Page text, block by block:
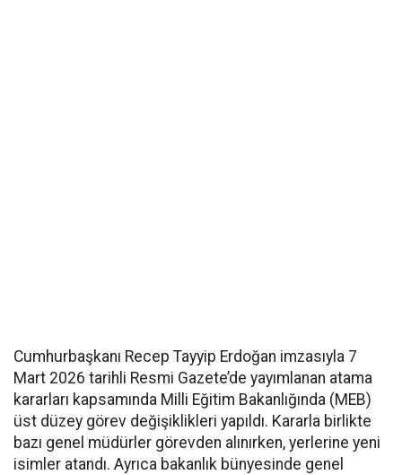
Cumhurbaşkanı Recep Tayyip Erdoğan imzasıyla 7
Mart 2026 tarihli Resmi Gazete’de yayımlanan atama
kararları kapsamında Milli Eğitim Bakanlığında (MEB)
üst düzey görev değişiklikleri yapıldı. Kararla birlikte
bazı genel müdürler görevden alınırken, yerlerine yeni
isimler atandı. Ayrıca bakanlık bünyesinde genel